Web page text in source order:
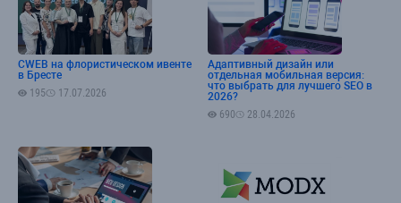
CWEB на флористическом ивенте
в Бресте
195
17.07.2026
Адаптивный дизайн или
отдельная мобильная версия:
что выбрать для лучшего SEO в
2026?
690
28.04.2026